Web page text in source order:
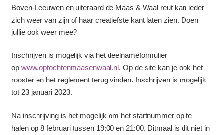
Boven-Leeuwen en uiteraard de Maas & Waal reut kan ieder
zich weer van zijn of haar creatiefste kant laten zien. Doen
jullie ook weer mee?
Inschrijven is mogelijk via het deelnameformulier
op www.optochtenmaasenwaal.nl. Op de site kan je ook het
rooster en het reglement terug vinden. Inschrijven is mogelijk
tot 23 januari 2023.
Na inschrijving is het mogelijk om het startnummer op te
halen op 8 februari tussen 19:00 en 21:00. Ditmaal is dit niet in